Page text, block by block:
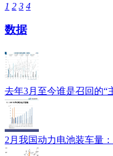
1 2 3 4
数据
去年3月至今谁是召回的“
2月我国动力电池装车量